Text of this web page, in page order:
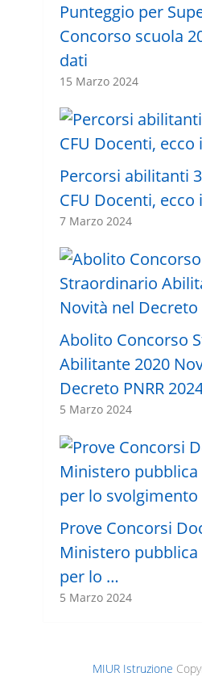
Punteggio per
Concorso scuola
dati
15 Marzo 2024
Percorsi abilitanti
CFU Docenti,
7 Marzo 2024
Abolito Concorso
Abilitante 2020
Decreto PNRR
5 Marzo 2024
Prove Concorsi
Ministero
per lo …
5 Marzo 2024
MIUR Istruzione